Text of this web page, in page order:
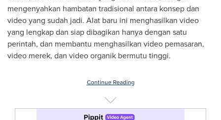
mengenyahkan hambatan tradisional antara konsep dan
video yang sudah jadi. Alat baru ini menghasilkan video
yang lengkap dan siap dibagikan hanya dengan satu
perintah, dan membantu menghasilkan video pemasaran,
video merek, dan video organik bermutu tinggi.
Continue Reading